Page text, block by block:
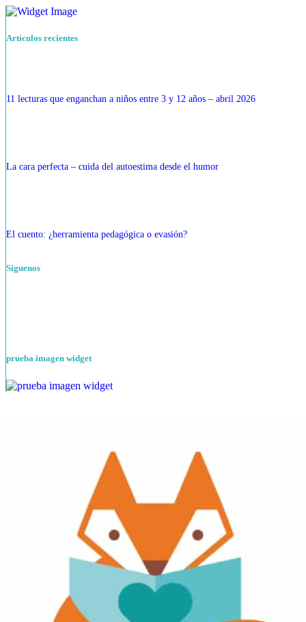
Artículos recientes
11 lecturas que enganchan a niños entre 3 y 12 años – abril 2026
La cara perfecta – cuida del autoestima desde el humor
El cuento: ¿herramienta pedagógica o evasión?
Siguenos
prueba imagen widget